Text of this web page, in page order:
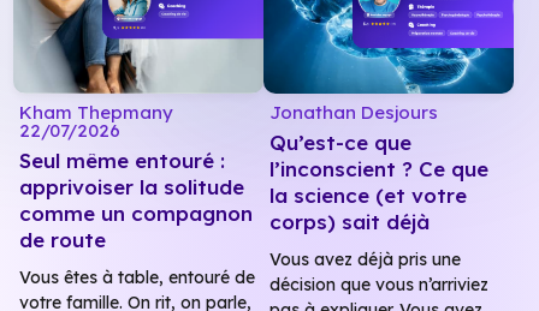
Kham Thepmany
22/07/2026
Seul même entouré :
apprivoiser la solitude
comme un compagnon
de route
Vous êtes à table, entouré de
votre famille. On rit, on parle,
Jonathan Desjours
Qu’est-ce que
l’inconscient ? Ce que
la science (et votre
corps) sait déjà
Vous avez déjà pris une
décision que vous n’arriviez